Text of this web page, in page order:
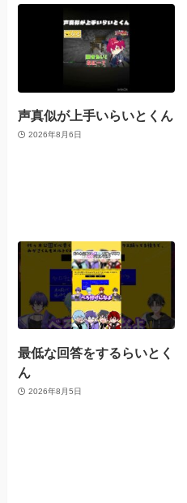
声真似が上手いらいとくん
2026年8月6日
最低な回答をするらいとく
ん
2026年8月5日